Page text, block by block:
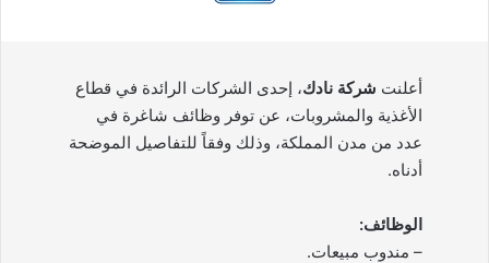
أعلنت شركة نادك، إحدى الشركات الرائدة في قطاع
الأغذية والمشروبات، عن توفر وظائف شاغرة في
عدد من مدن المملكة، وذلك وفقاً للتفاصيل الموضحة
أدناه.
الوظائف:
– مندوب مبيعات.